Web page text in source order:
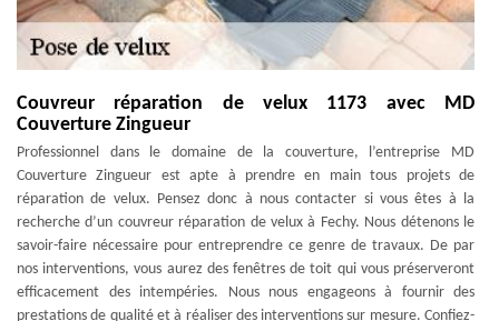
Couvreur réparation de velux 1173 avec MD
Couverture Zingueur
Professionnel dans le domaine de la couverture, l’entreprise MD
Couverture Zingueur est apte à prendre en main tous projets de
réparation de velux. Pensez donc à nous contacter si vous êtes à la
recherche d’un couvreur réparation de velux à Fechy. Nous détenons le
savoir-faire nécessaire pour entreprendre ce genre de travaux. De par
nos interventions, vous aurez des fenêtres de toit qui vous préserveront
efficacement des intempéries. Nous nous engageons à fournir des
prestations de qualité et à réaliser des interventions sur mesure. Confiez-